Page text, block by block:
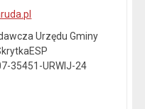
Urzędu Gminy
35451-URWIJ-24